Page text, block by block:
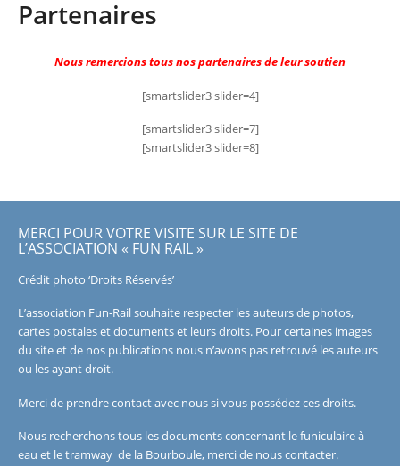
Partenaires
Nous remercions tous nos partenaires de leur soutien
[smartslider3 slider=4]
[smartslider3 slider=7]
[smartslider3 slider=8]
MERCI POUR VOTRE VISITE SUR LE SITE DE
L’ASSOCIATION « FUN RAIL »
Crédit photo ‘Droits Réservés’
L’association Fun-Rail souhaite respecter les auteurs de photos,
cartes postales et documents et leurs droits. Pour certaines images
du site et de nos publications nous n’avons pas retrouvé les auteurs
ou les ayant droit.
Merci de prendre contact avec nous si vous possédez ces droits.
Nous recherchons tous les documents concernant le funiculaire à
eau et le tramway de la Bourboule, merci de nous contacter.